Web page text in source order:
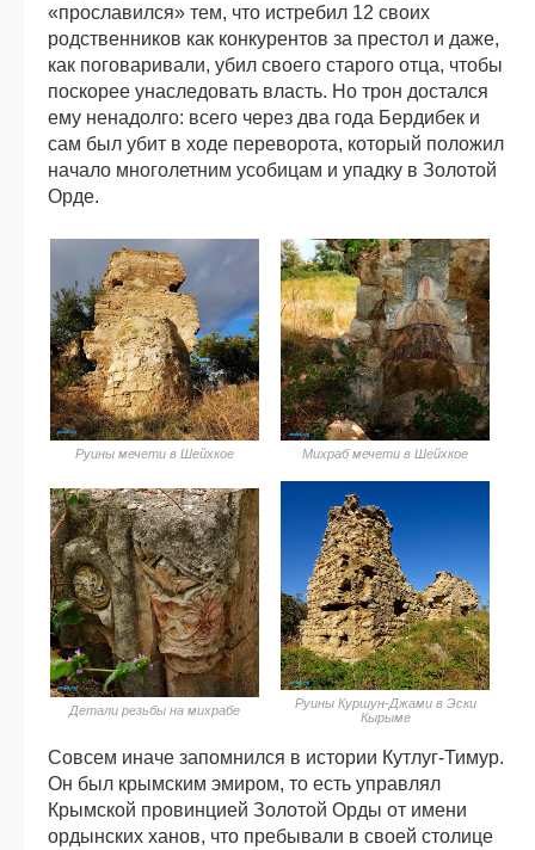
«прославился» тем, что истребил 12 своих
родственников как конкурентов за престол и даже,
как поговаривали, убил своего старого отца, чтобы
поскорее унаследовать власть. Но трон достался
ему ненадолго: всего через два года Бердибек и
сам был убит в ходе переворота, который положил
начало многолетним усобицам и упадку в Золотой
Орде.
Руины мечети в Шейхкое Михраб мечети в Шейхкое
Детали резьбы на михрабе
Руины Куршун-Джами в Эски
Кырыме
Совсем иначе запомнился в истории Кутлуг-Тимур.
Он был крымским эмиром, то есть управлял
Крымской провинцией Золотой Орды от имени
ордынских ханов, что пребывали в своей столице